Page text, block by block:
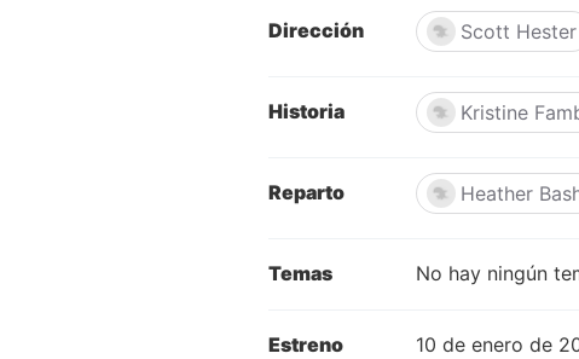
Dirección Scott Hester
Historia Kristine
Reparto Heather
Temas No hay ningún
Estreno 10 de enero de